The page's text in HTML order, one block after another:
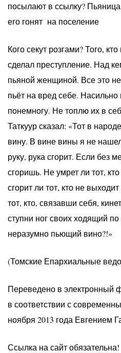
посылают в ссылку?
его гонят на поселение
Кого секут розгами? Того,
сделал преступление. Над
пьяной женщиной. Все это не
пьёт на вред себе. Насильно
понемногу. Не топлю их в
Таткуур сказал: «Тот в
вину. В вине вины я не
руку, рука сгорит. Если без
сгоришь. Не умрет ли тот,
сгорит ли тот, кто не
тот, кто, связавши себя,
ступни ног своих ходящий
неразумно пьющий вино?!»
(Томские Епархиальные
Переведено в электронный
в соответствии с
ноября 2013 года Евгением
Ссылка на сайт обязательна!